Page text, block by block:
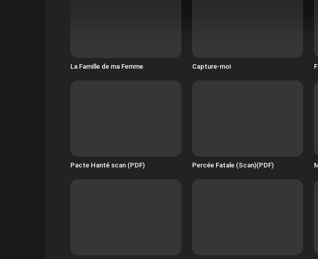
La Famille de ma Femme Capture-moi
Pacte Hanté scan (PDF) Percée Fatale (Scan)(PDF)